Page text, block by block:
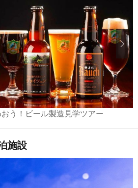
う！ビール製造見学ツアー
施設